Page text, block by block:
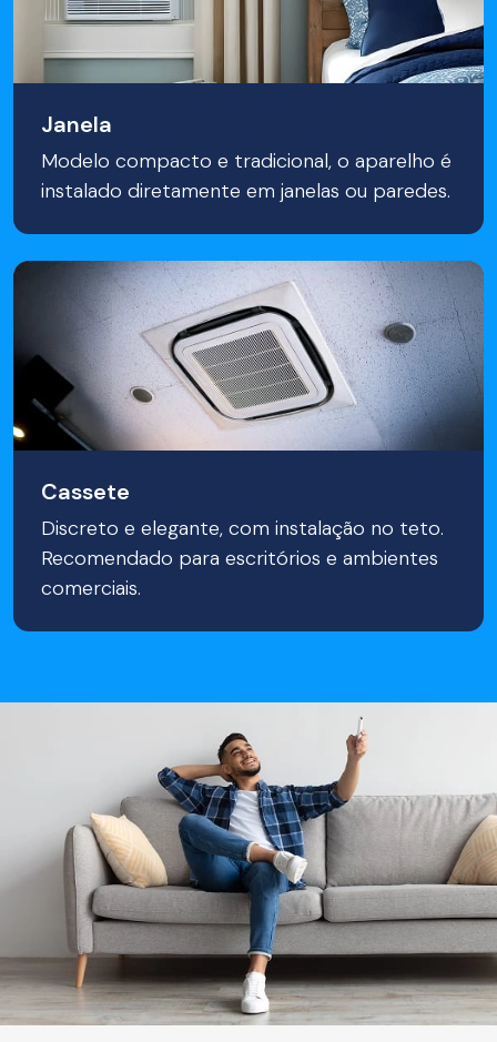
Janela
Modelo compacto e tradicional, o aparelho é
instalado diretamente em janelas ou paredes.
Cassete
Discreto e elegante, com instalação no teto.
Recomendado para escritórios e ambientes
comerciais.